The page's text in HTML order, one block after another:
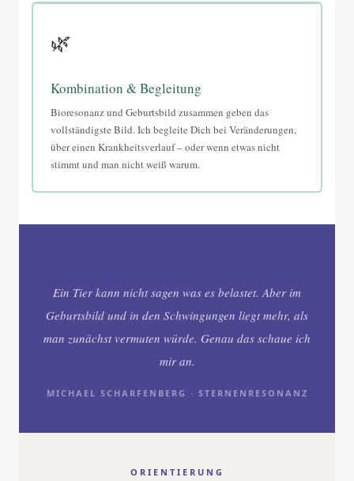
🌿
Kombination & Begleitung
Bioresonanz und Geburtsbild zusammen geben das
vollständigste Bild. Ich begleite Dich bei Veränderungen,
über einen Krankheitsverlauf – oder wenn etwas nicht
stimmt und man nicht weiß warum.
Ein Tier kann nicht sagen was es belastet. Aber im
Geburtsbild und in den Schwingungen liegt mehr, als
man zunächst vermuten würde. Genau das schaue ich
mir an.
MICHAEL SCHARFENBERG · STERNENRESONANZ
ORIENTIERUNG